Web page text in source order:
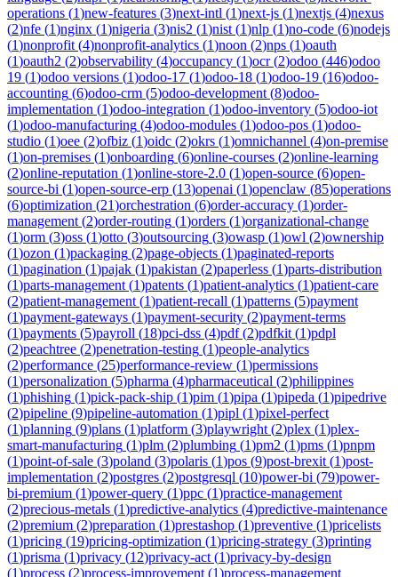
operations (1)new-features (3)next-intl (1)next-js (1)nextjs (4)nexus
(2)nfe (1)nginx (1)nigeria (3)nis2 (1)nist (1)nlp (1)no-code (6)nodejs
(1)nonprofit (4)nonprofit-analytics (1)noon (2)nps (1)oauth
(1)oauth2 (2)observability (4)occupancy (1)ocr(2)odoo (446)odoo
19 (1)odoo versions (1)odoo-17 (1)odoo-18 (1)odoo-19 (16)odoo-
accounting (6)odoo-crm (5)odoo-development (8)odoo-
implementation (1)odoo-integration (1)odoo-inventory (5)odoo-iot
(1)odoo-manufacturing (4)odoo-modules (1)odoo-pos (1)odoo-
studio (1)oee (2)ofbiz (1)oidc (2)okrs (1)omnichannel (4)on-premise
(1)on-premises (1)onboarding (6)online-courses (2)online-learning
(2)online-reputation (1)online-store-2.0 (1)open-source (6)open-
source-bi (1)open-source-erp (13)openai (1)openclaw (85)operations
(6)optimization (21)orchestration (6)order-accuracy (1)order-
management (2)order-routing (1)orders (1)organizational-change
(1)orm (3)oss (1)otto (3)outsourcing (3)owasp (1)owl (2)ownership
(1)ozon (1)packaging (2)page-objects (1)paginated-reports
(1)pagination (1)pajak (1)pakistan (2)paperless (1)parts-distribution
(1)parts-management (1)patents (1)patient-analytics (1)patient-care
(2)patient-management (1)patient-recall (1)patterns (5)payment
(1)payment-gateways (1)payment-security (2)payment-terms
(1)payments (5)payroll (18)pci-dss (4)pdf(2)pdfkit (1)pdpl
(2)peachtree (2)penetration-testing (1)people-analytics
(2)performance (25)performance-review (1)permissions
(1)personalization (5)pharma (4)pharmaceutical (2)philippines
(1)phishing (1)pick-pack-ship (1)pim (1)pipa (1)pipeda (1)pipedrive
(2)pipeline (9)pipeline-automation (1)pipl (1)pixel-perfect
(1)planning (9)plans (1)platform (3)playwright (2)plex (1)plex-
smart-manufacturing (1)plm (2)plumbing (1)pm2 (1)pms (1)pnpm
(1)point-of-sale (3)poland (3)polaris (1)pos (9)post-brexit (1)post-
implementation (2)postgres (2)postgresql (10)power-bi (79)power-
bi-premium (1)power-query (1)ppc (1)practice-management
(2)precious-metals (1)predictive-analytics (4)predictive-maintenance
(2)premium (2)preparation (1)prestashop (1)preventive (1)pricelists
(1)pricing (19)pricing-optimization (1)pricing-strategy (3)printing
(1)prisma (1)privacy (12)privacy-act (1)privacy-by-design
(1)process (2)process-improvement (1)process-management